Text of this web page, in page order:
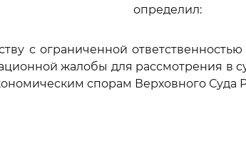
определил:
с ограниченной
жалобы для рассмотрения в
спорам Верховного Суда